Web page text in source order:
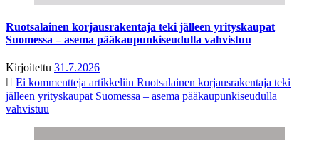
Ruotsalainen korjausrakentaja teki jälleen yrityskaupat
Suomessa – asema pääkaupunkiseudulla vahvistuu
Kirjoitettu 31.7.2026
Ei kommentteja artikkeliin Ruotsalainen korjausrakentaja teki
jälleen yrityskaupat Suomessa – asema pääkaupunkiseudulla
vahvistuu